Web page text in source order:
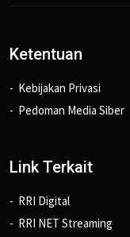
Ketentuan
Kebijakan Privasi
Pedoman Media Siber
Link Terkait
RRI Digital
RRI NET Streaming